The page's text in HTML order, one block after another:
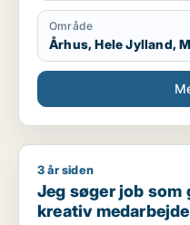
Område
Århus, Hele Jylland,
Jeg søger job som
3 år siden
Jeg søger job
kreativ